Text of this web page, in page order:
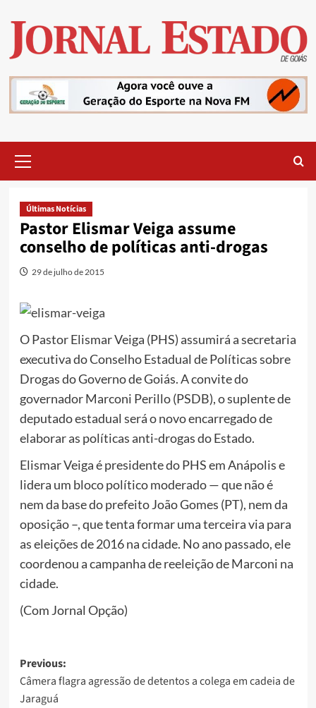
content
Menu
Últimas Notícias
Pastor Elismar Veiga assume
conselho de políticas anti-drogas
29 de julho de 2015
O Pastor Elismar Veiga (PHS) assumirá a secretaria
executiva do Conselho Estadual de Políticas sobre
Drogas do Governo de Goiás. A convite do
governador Marconi Perillo (PSDB), o suplente de
deputado estadual será o novo encarregado de
elaborar as políticas anti-drogas do Estado.
Elismar Veiga é presidente do PHS em Anápolis e
lidera um bloco político moderado — que não é
nem da base do prefeito João Gomes (PT), nem da
oposição –, que tenta formar uma terceira via para
as eleições de 2016 na cidade. No ano passado, ele
coordenou a campanha de reeleição de Marconi na
cidade.
(Com Jornal Opção)
Post
navigation
Previous:
Câmera flagra agressão de detentos a colega em cadeia de
Jaraguá